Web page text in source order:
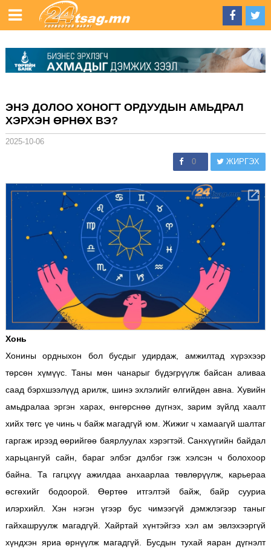
ЭНЭ ДОЛОО ХОНОГТ ОРДУУДЫН АМЬДРАЛ
ХЭРХЭН ӨРНӨХ ВЭ?
2025-10-06
0 ЖИРГЭХ
Хонь
Хонины ордныхон бол бусдыг удирдаж, амжилтад хүрэхээр
төрсөн хүмүүс. Таны мөн чанарыг бүдэгрүүлж байсан аливаа
саад бэрхшээлүүд арилж, шинэ эхлэлийг өлгийдөн авна. Хувийн
амьдралаа эргэн харах, өнгөрснөө дүгнэх, зарим зүйлд хаалт
хийх төгс үе чинь ч байж магадгүй юм. Жижиг ч хамаагүй шалтаг
гаргаж ирээд өөрийгөө баярлуулах хэрэгтэй. Санхүүгийн байдал
харьцангуй сайн, бараг элбэг дэлбэг гэж хэлсэн ч болохоор
байна. Та гагцхүү ажилдаа анхаарлаа төвлөрүүлж, карьераа
өсгөхийг бодоорой. Өөртөө итгэлтэй байж, байр сууриа
илэрхийл. Хэн нэгэн үгээр бус чимээгүй дэмжлэгээр таныг
гайхашруулж магадгүй. Хайртай хүнтэйгээ хэл ам эвлэхээргүй
хүндхэн яриа өрнүүлж магадгүй. Бусдын тухай яаран дүгнэлт